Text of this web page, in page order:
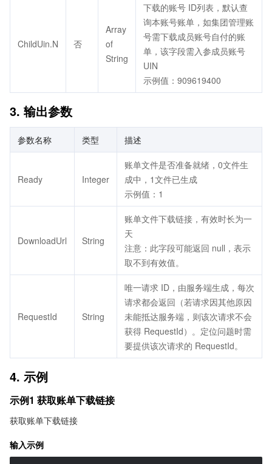
ChildUin.N 否
Array
of
String
下载的账号 ID列表，默认查
询本账号账单，如集团管理账
号需下载成员账号自付的账
单，该字段需入参成员账号
UIN
示例值：909619400
3. 输出参数
参数名称 类型 描述
Ready Integer
账单文件是否准备就绪，0文件生
成中，1文件已生成
示例值：1
DownloadUrl String
账单文件下载链接，有效时长为一
天
注意：此字段可能返回 null，表示
取不到有效值。
RequestId String
唯一请求 ID，由服务端生成，每次
请求都会返回（若请求因其他原因
未能抵达服务端，则该次请求不会
获得 RequestId）。定位问题时需
要提供该次请求的 RequestId。
4. 示例
示例1 获取账单下载链接
获取账单下载链接
输入示例